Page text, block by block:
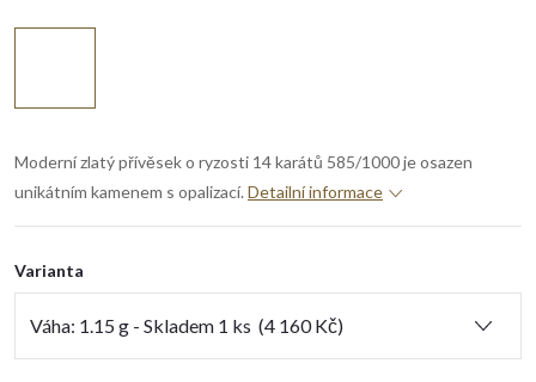
Moderní zlatý přívěsek o ryzosti 14 karátů 585/1000 je osazen
unikátním kamenem s opalizací. Detailní informace
Varianta